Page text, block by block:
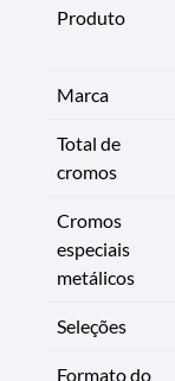
Produto
Marca
Total de
cromos
Cromos
especiais
metálicos
Seleções
Formato do